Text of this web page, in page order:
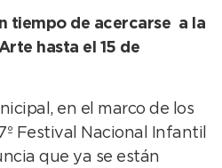
tiempo de acercarse a la
hasta el 15 de
en el marco de los
Festival Nacional Infantil
que ya se están